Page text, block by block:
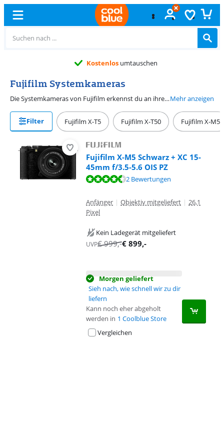
Kostenlos umtauschen
Fujifilm Systemkameras
Die Systemkameras von Fujifilm erkennst du an ihrem Retro-Look. Sie haben einen großen, lichtstarken APS-C-Sensor, der für hellere Bilder sorgt. Mit Fujifilm Film Simulations verleihst du deinen Fotos außerdem kreative Effekte. So sieht es aus, als hättest du deine Fotos auf einer alten Filmrolle aufgenommen. Welche der Fujifilm Kameras die beste für dich ist, hängt von deiner Nutzungssituation ab. Für Fotografie-Anfänger empfiehlt sich die Fujifilm X-S20 oder die Fujifilm X-T50. Diese Kameras nimmst du dank ihres kompakten Designs einfach überallhin mit. Bist du ein professioneller Fotograf? Dann ist die leistungsstarke Fujifilm X-T5 sicher das Richtige für dich.Mehr anzeigen
Filter Fujifilm X-T5 Fujifilm X-T50 Fujifilm X-M5
Fujifilm X-M5 Schwarz + XC 15-
45mm f/3.5-5.6 OIS PZ
Bewertet mit 8,9 von 10, basierend auf 2 Bewertungen.
2 Bewertungen
Anfänger | Objektiv mitgeliefert | 26,1
Pixel
Kein Ladegerät mitgeliefert
UVP€999,-€ 899,-
Morgen geliefert
Sieh nach, wie schnell wir zu dir
liefern
Kann noch eher abgeholt
werden in 1 Coolblue Store
Vergleichen